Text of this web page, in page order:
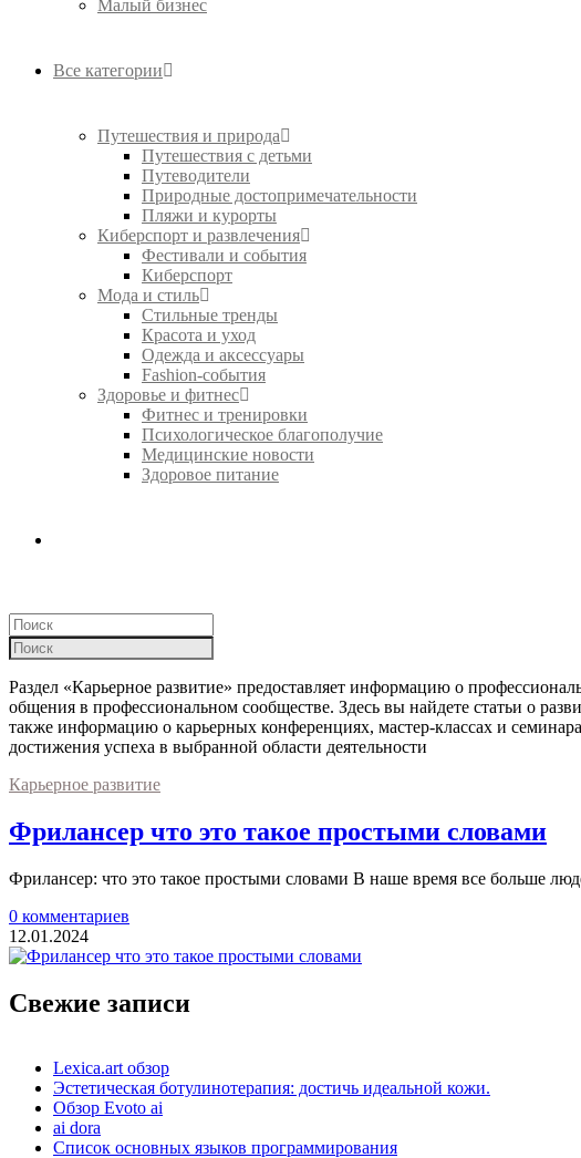
Малый бизнес
Все категории
Путешествия и природа
Путешествия с детьми
Путеводители
Природные достопримечательности
Пляжи и курорты
Киберспорт и развлечения
Фестивали и события
Киберспорт
Мода и стиль
Стильные тренды
Красота и уход
Одежда и аксессуары
Fashion-события
Здоровье и фитнес
Фитнес и тренировки
Психологическое благополучие
Медицинские новости
Здоровое питание
Раздел «Карьерное развитие» предоставляет информацию о
общения в профессиональном сообществе. Здесь вы найдете статьи о
также информацию о карьерных конференциях, мастер-классах и
достижения успеха в выбранной области деятельности
Карьерное развитие
Фрилансер что это такое простыми словами
Фрилансер: что это такое простыми словами В наше время все больше
0 комментариев
12.01.2024
Свежие записи
Lexica.art обзор
Эстетическая ботулинотерапия: достичь идеальной кожи.
Обзор Evoto ai
ai dora
Список основных языков программирования